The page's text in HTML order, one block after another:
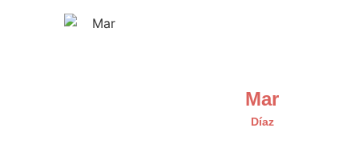
Mar
Díaz